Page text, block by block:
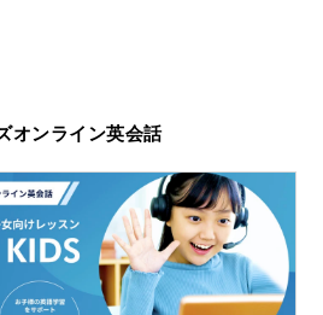
オンライン英会話